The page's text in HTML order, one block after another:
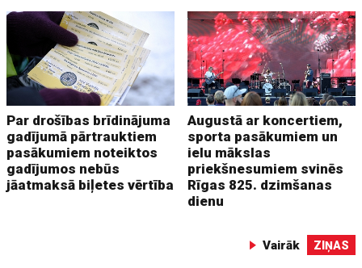
Par drošības brīdinājuma
gadījumā pārtrauktiem
pasākumiem noteiktos
gadījumos nebūs
jāatmaksā biļetes vērtība
Augustā ar koncertiem,
sporta pasākumiem un
ielu mākslas
priekšnesumiem svinēs
Rīgas 825. dzimšanas
dienu
Vairāk ZIŅAS